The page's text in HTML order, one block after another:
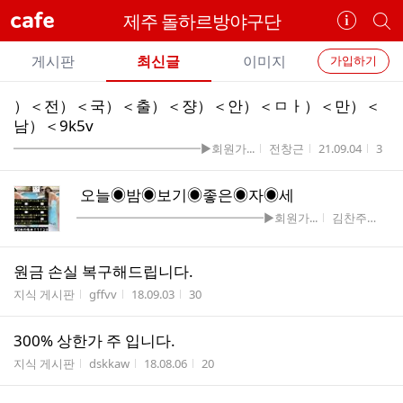
cafe 제주 돌하르방야구단
카
페
정
보
기
개
별
카
페
색
카
페
메
뉴
가입하기
게시판 최신글 이미지
전
체
글
）＜전）＜국）＜출）＜쟝）＜안）＜ㅁㅏ）＜만）＜
남）＜9k5v
게시판명
━━━━━━━━━━━━━━━━▶회원가... 작성자
전창근 작성시간
21.09.04 조회
3
오늘◉밤◉보기◉좋은◉자◉세
게시판명
━━━━━━━━━━━━━━━━▶회원가... 작성자
김찬주
원금 손실 복구해드립니다.
게시판명
지식 게시판 작성자
gffvv 작성시간
18.09.03 조회수
30
300% 상한가 주 입니다.
게시판명
지식 게시판 작성자
dskkaw 작성시간
18.08.06 조회수
20